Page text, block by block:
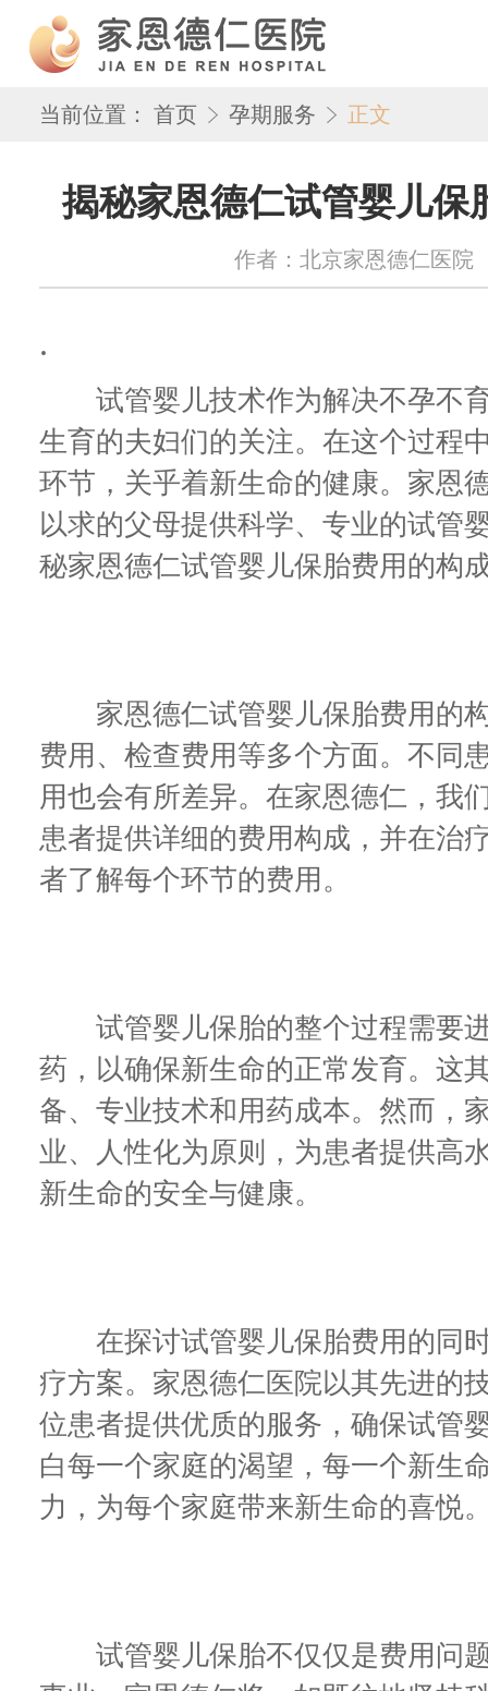
当前位置： 首页 孕期服务 正文
揭秘家恩德仁试管婴儿保
作者：北京家恩德仁医院
.
试管婴儿技术作为解决不孕不育
生育的夫妇们的关注。在这个过程
环节，关乎着新生命的健康。家恩
以求的父母提供科学、专业的试管
秘家恩德仁试管婴儿保胎费用的构
家恩德仁试管婴儿保胎费用的构
费用、检查费用等多个方面。不同
用也会有所差异。在家恩德仁，我
患者提供详细的费用构成，并在治
者了解每个环节的费用。
试管婴儿保胎的整个过程需要进
药，以确保新生命的正常发育。这
备、专业技术和用药成本。然而，
业、人性化为原则，为患者提供高
新生命的安全与健康。
在探讨试管婴儿保胎费用的同时
疗方案。家恩德仁医院以其先进的
位患者提供优质的服务，确保试管
白每一个家庭的渴望，每一个新生
力，为每个家庭带来新生命的喜悦
试管婴儿保胎不仅仅是费用问题